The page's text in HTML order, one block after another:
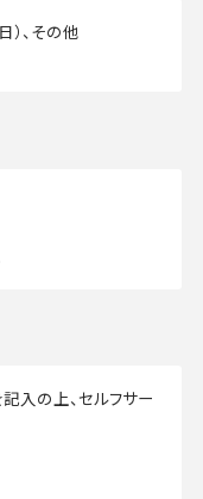
、その他
入の上、セルフサー